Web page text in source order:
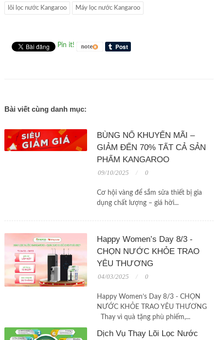
lõi lọc nước Kangaroo Máy lọc nước Kangaroo
Pin it!
Bài viết cùng danh mục:
BÙNG NỔ KHUYẾN MÃI –
GIẢM ĐẾN 70% TẤT CẢ SẢN
PHẨM KANGAROO
09/10/2025 0
Cơ hội vàng để sắm sửa thiết bị gia
dụng chất lượng – giá hời...
Happy Women’s Day 8/3 -
CHỌN NƯỚC KHỎE TRAO
YÊU THƯƠNG
04/03/2025 0
Happy Women’s Day 8/3 - CHỌN
NƯỚC KHỎE TRAO YÊU THƯƠNG
Thay vì quà tặng phù phiếm,...
Dịch Vụ Thay Lõi Lọc Nước